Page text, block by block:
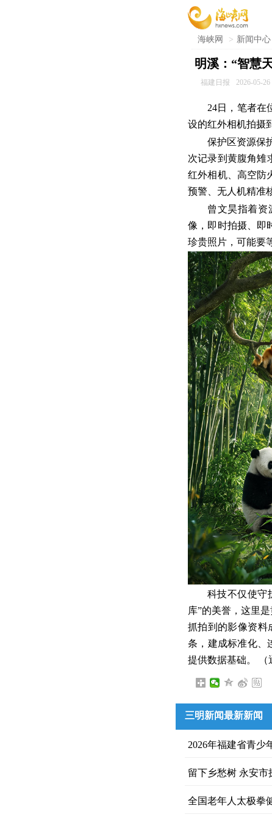
海峡网 > 新闻中心
明溪：“智慧
福建日报 2026-05-26
24日，笔者在
设的红外相机拍摄
保护区资源保
次记录到黄腹角雉
红外相机、高空防
预警、无人机精准
曾文昊指着资
像，即时拍摄、即
珍贵照片，可能要
科技不仅使守
库”的美誉，这里
抓拍到的影像资料
条，建成标准化、
提供数据基础。 （
三明新闻最新新闻
2026年福建省青少
留下乡愁树 永安
全国老年人太极拳